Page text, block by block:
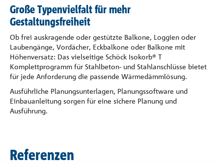
Kontakt
Große Typenvielfalt für mehr
Gestaltungsfreiheit
Ob frei auskragende oder gestützte Balkone, Loggien oder
Laubengänge, Vordächer, Eckbalkone oder Balkone mit
Höhenversatz: Das vielseitige Schöck Isokorb® T
Komplettprogramm für Stahlbeton- und Stahlanschlüsse bietet
für jede Anforderung die passende Wärmedämmlösung.
Ausführliche Planungsunterlagen, Planungssoftware und
Einbauanleitung sorgen für eine sichere Planung und
Ausführung.
Referenzen